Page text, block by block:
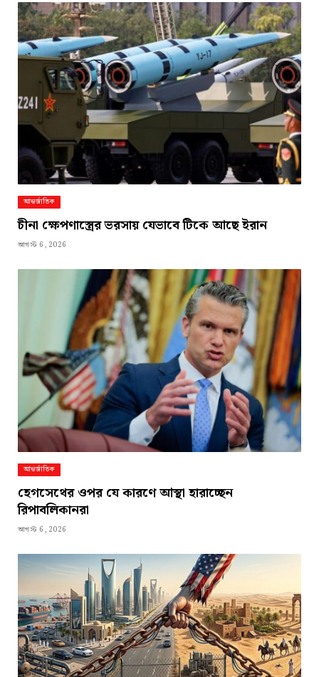
আন্তর্জাতিক
চীনা ক্ষেপণাস্ত্রের ভরসায় যেভাবে টিকে আছে ইরান
আগস্ট 6, 2026
আন্তর্জাতিক
হেগসেথের ওপর যে কারণে আস্থা হারাচ্ছেন
রিপাবলিকানরা
আগস্ট 6, 2026